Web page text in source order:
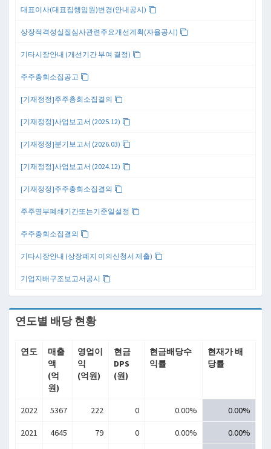
대표이사(대표집행임원)변경(안내공시)
상장적격성실질심사관련주요개선계획(자율공시)
기타시장안내 (개선기간 부여 결정)
주주총회소집공고
[기재정정]주주총회소집결의
[기재정정]사업보고서 (2025.12)
[기재정정]분기보고서 (2026.03)
[기재정정]사업보고서 (2024.12)
[기재정정]주주총회소집결의
주주명부폐쇄기간또는기준일설정
주주총회소집결의
기타시장안내 (상장폐지 이의신청서 제출)
기업지배구조보고서공시
연도별 배당 현황
연도
매출
액
(억
원)
영업이
익
(억원)
현금
DPS
(원)
현금배당수
익률
현재가 배
당률
2022 5367 222 0 0.00% 0.00%
2021 4645 79 0 0.00% 0.00%